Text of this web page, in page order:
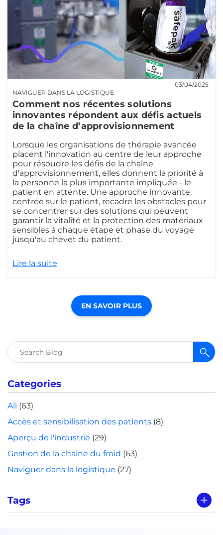
NAVIGUER DANS LA LOGISTIQUE
03/04/2025
Comment nos récentes solutions
innovantes répondent aux défis actuels
de la chaîne d’approvisionnement
Lorsque les organisations de thérapie avancée
placent l'innovation au centre de leur approche
pour résoudre les défis de la chaîne
d'approvisionnement, elles donnent la priorité à
la personne la plus importante impliquée - le
patient en attente. Une approche innovante,
centrée sur le patient, recadre les obstacles pour
se concentrer sur des solutions qui peuvent
garantir la vitalité et la protection des matériaux
sensibles à chaque étape et phase du voyage
jusqu'au chevet du patient.
Lire la suite
EN SAVOIR PLUS
Rechercher :
Categories
All (63)
Accès et sensibilisation des patients (8)
Aperçu de l'industrie (29)
Gestion de la chaîne du froid (63)
Naviguer dans la logistique (27)
Tags